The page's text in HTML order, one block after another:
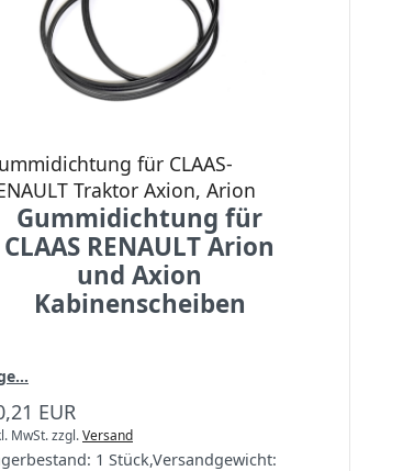
für CLAAS-
Traktor Axion, Arion
Gummidichtung für
CLAAS RENAULT Arion
und Axion
Kabinenscheiben
EUR
MwSt.zzgl.Versand
1 Stück,Versandgewicht: